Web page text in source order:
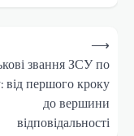
звання ЗСУ по
від першого кроку
до вершини
відповідальності
⟶